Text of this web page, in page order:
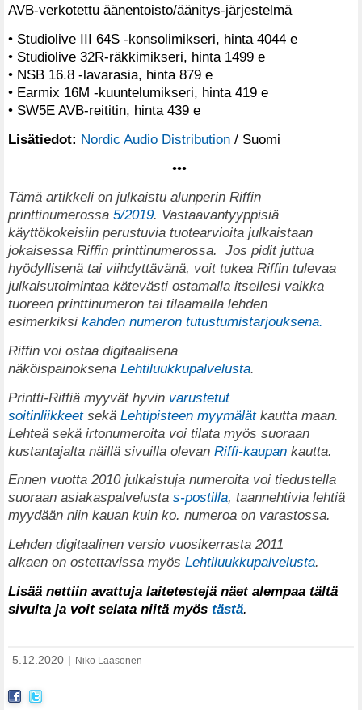
AVB-verkotettu äänentoisto/äänitys-järjestelmä
• Studiolive III 64S -konsolimikseri, hinta 4044 e
• Studiolive 32R-räkkimikseri, hinta 1499 e
• NSB 16.8 -lavarasia, hinta 879 e
• Earmix 16M -kuuntelumikseri, hinta 419 e
• SW5E AVB-reititin, hinta 439 e
Lisätiedot: Nordic Audio Distribution / Suomi
•••
Tämä artikkeli on julkaistu alunperin Riffin
printtinumerossa 5/2019. Vastaavantyyppisiä
käyttökokeisiin perustuvia tuotearvioita julkaistaan
jokaisessa Riffin printtinumerossa. Jos pidit juttua
hyödyllisenä tai viihdyttävänä, voit tukea Riffin tulevaa
julkaisutoimintaa kätevästi ostamalla itsellesi vaikka
tuoreen printtinumeron tai tilaamalla lehden
esimerkiksi kahden numeron tutustumistarjouksena.
Riffin voi ostaa digitaalisena
näköispainoksena Lehtiluukkupalvelusta.
Printti-Riffiä myyvät hyvin varustetut
soitinliikkeet sekä Lehtipisteen myymälätkautta maan.
Lehteä sekä irtonumeroita voi tilata myös suoraan
kustantajalta näillä sivuilla olevan Riffi-kaupan kautta.
Ennen vuotta 2010 julkaistuja numeroita voi tiedustella
suoraan asiakaspalvelusta s-postilla, taannehtivia lehtiä
myydään niin kauan kuin ko. numeroa on varastossa.
Lehden digitaalinen versio vuosikerrasta 2011
alkaen on ostettavissa myös Lehtiluukkupalvelusta.
Lisää nettiin avattuja laitetestejä näet alempaa tältä
sivulta ja voit selata niitä myös tästä.
5.12.2020 Niko Laasonen